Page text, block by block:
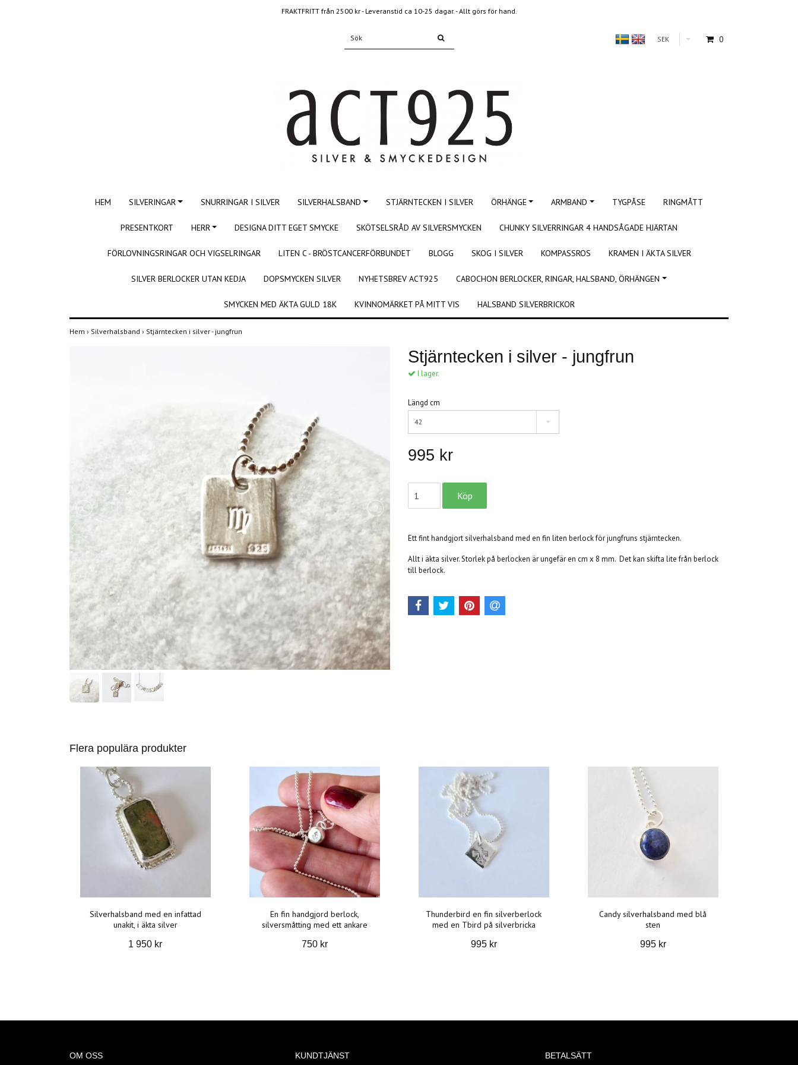
FRAKTFRITT från 2500 kr - Leveranstid ca 10-25 dagar. - Allt görs för hand.
SEK 0
HEM SILVERINGAR SNURRINGAR I SILVER SILVERHALSBAND STJÄRNTECKEN I SILVER ÖRHÄNGE ARMBAND TYGPÅSE RINGMÅTT
PRESENTKORT HERR DESIGNA DITT EGET SMYCKE SKÖTSELSRÅD AV SILVERSMYCKEN CHUNKY SILVERRINGAR 4 HANDSÅGADE HJÄRTAN
FÖRLOVNINGSRINGAR OCH VIGSELRINGAR LITEN C - BRÖSTCANCERFÖRBUNDET BLOGG SKOG I SILVER KOMPASSROS KRAMEN I ÄKTA SILVER
SILVER BERLOCKER UTAN KEDJA DOPSMYCKEN SILVER NYHETSBREV ACT925 CABOCHON BERLOCKER, RINGAR, HALSBAND, ÖRHÄNGEN
SMYCKEN MED ÄKTA GULD 18K KVINNOMÄRKET PÅ MITT VIS HALSBAND SILVERBRICKOR
Hem › Silverhalsband › Stjärntecken i silver - jungfrun
Stjärntecken i silver - jungfrun
I lager.
Längd cm
42
995 kr
Ett fint handgjort silverhalsband med en fin liten berlock för jungfruns stjärntecken.
Allt i äkta silver. Storlek på berlocken är ungefär en cm x 8 mm. Det kan skifta lite från berlock
till berlock.
Flera populära produkter
Silverhalsband med en infattad
unakit, i äkta silver
1 950 kr
En fin handgjord berlock,
silversmåtting med ett ankare
750 kr
Thunderbird en fin silverberlock
med en Tbird på silverbricka
995 kr
Candy silverhalsband med blå
sten
995 kr
OM OSS KUNDTJÄNST BETALSÄTT